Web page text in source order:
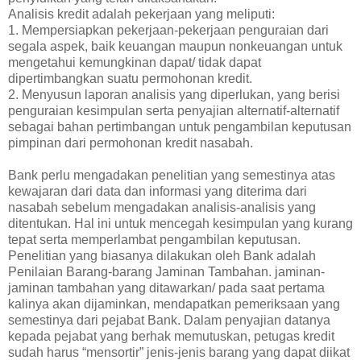
Analisis kredit adalah pekerjaan yang meliputi:
1. Mempersiapkan pekerjaan-pekerjaan penguraian dari
segala aspek, baik keuangan maupun nonkeuangan untuk
mengetahui kemungkinan dapat/ tidak dapat
dipertimbangkan suatu permohonan kredit.
2. Menyusun laporan analisis yang diperlukan, yang berisi
penguraian kesimpulan serta penyajian alternatif-alternatif
sebagai bahan pertimbangan untuk pengambilan keputusan
pimpinan dari permohonan kredit nasabah.
Bank perlu mengadakan penelitian yang semestinya atas
kewajaran dari data dan informasi yang diterima dari
nasabah sebelum mengadakan analisis-analisis yang
ditentukan. Hal ini untuk mencegah kesimpulan yang kurang
tepat serta memperlambat pengambilan keputusan.
Penelitian yang biasanya dilakukan oleh Bank adalah
Penilaian Barang-barang Jaminan Tambahan. jaminan-
jaminan tambahan yang ditawarkan/ pada saat pertama
kalinya akan dijaminkan, mendapatkan pemeriksaan yang
semestinya dari pejabat Bank. Dalam penyajian datanya
kepada pejabat yang berhak memutuskan, petugas kredit
sudah harus “mensortir” jenis-jenis barang yang dapat diikat